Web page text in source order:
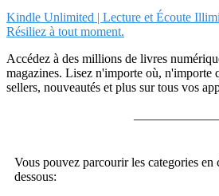
Kindle Unlimited | Lecture et Écoute
Résiliez à tout moment.
Accédez à des millions de livres
magazines. Lisez n'importe où, n'importe
sellers, nouveautés et plus sur tous vos
Vous pouvez parcourir les categories
dessous: